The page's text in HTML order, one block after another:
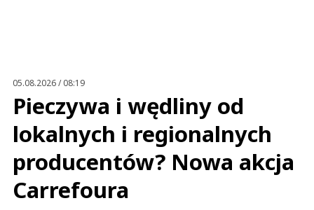
Rozumiem, a oprócz tego ile trzeba zapłacić do Komfortu czy jest jakaś
zachęcą ludzi doświadczonych. Sam znaczek nie gwarantuje sukcesu. Jest
w tej branzy spora konkurencja.
Bart
Odpowiedz
05.08.2026 / 08:19
Pieczywa i wędliny od
lokalnych i regionalnych
producentów? Nowa akcja
Carrefoura